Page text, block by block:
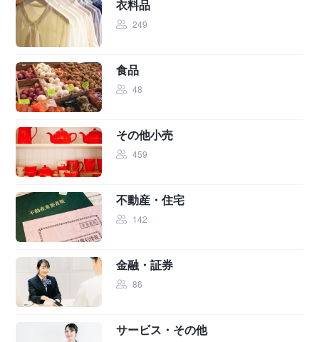
衣料品
249
食品
48
その他小売
459
不動産・住宅
142
金融・証券
86
サービス・その他